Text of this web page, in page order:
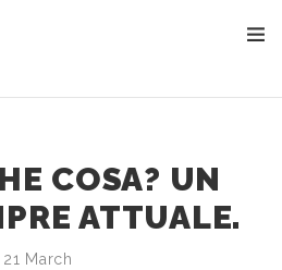
COSA? UN
ATTUALE.
21 March